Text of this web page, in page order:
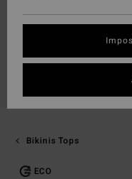
Bikinis Tops
ECO